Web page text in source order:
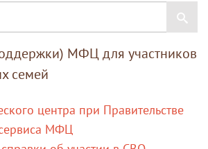
МФЦ для участников
семей
центра при Правительстве
МФЦ